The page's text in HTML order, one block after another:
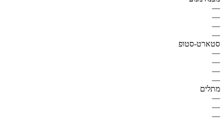
—
—
—
—
סטארט-סטופ
—
—
—
—
מתלים
—
—
—